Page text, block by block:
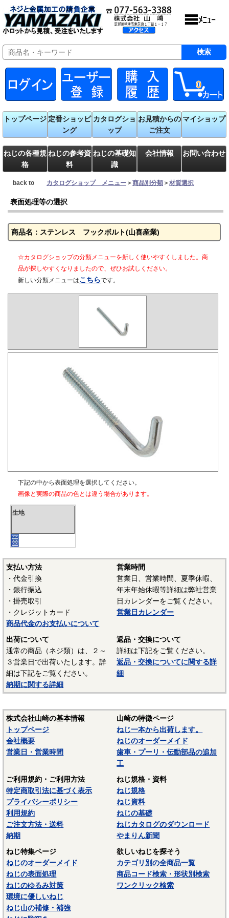
0
トップページ 定番ショッピ
ング
カタログショ
ップ
お見積からの
ご注文
マイショップ
ねじの各種規
格
ねじの参考資
料
ねじの基礎知
識
会社情報 お問い合わせ
back to カタログショップ メニュー ＞商品別分類 ＞材質選択
表面処理等の選択
商品名：ステンレス フックボルト(山喜産業)
☆カタログショップの分類メニューを新しく使いやすくしました。商
品が探しやすくなりましたので、ぜひお試しください。
新しい分類メニューはこちらです。
下記の中から表面処理を選択してください。
画像と実際の商品の色とは違う場合があります。
生地
支払い方法
・代金引換
・銀行振込
・掛売取引
・クレジットカード
商品代金のお支払いについて
営業時間
営業日、営業時間、夏季休暇、
年末年始休暇等詳細は弊社営業
日カレンダーをご覧ください。
営業日カレンダー
出荷について
通常の商品（ネジ類）は、２～
３営業日で出荷いたします。詳
細は下記をご覧ください。
納期に関する詳細
返品・交換について
詳細は下記をご覧ください。
返品・交換についてに関する詳
細
株式会社山崎の基本情報
トップページ
会社概要
営業日・営業時間
山崎の特徴ページ
ねじ一本から出荷します。
ねじのオーダーメイド
歯車・プーリ・伝動部品の追加
工
ご利用規約・ご利用方法
特定商取引法に基づく表示
プライバシーポリシー
利用規約
ご注文方法・送料
納期
ねじ規格・資料
ねじ規格
ねじ資料
ねじの基礎
ねじカタログのダウンロード
やまりん新聞
ねじ特集ページ
ねじのオーダーメイド
ねじの表面処理
ねじのゆるみ対策
環境に優しいねじ
ねじ山の補修・補強
欲しいねじを探そう
カテゴリ別の全商品一覧
商品コード検索・形状別検索
ワンクリック検索